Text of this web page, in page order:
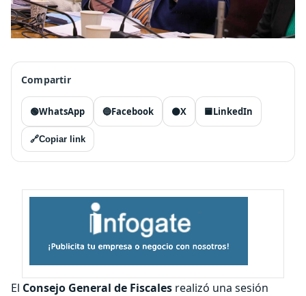
Compartir
🟢WhatsApp 🔵Facebook ⚫X 🟦LinkedIn
🔗Copiar link
El Consejo General de Fiscales realizó una sesión